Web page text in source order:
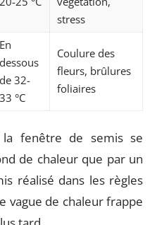
stress
En
dessous
de 32-
33 °C
Coulure des
fleurs, brûlures
foliaires
fenêtre de semis se
de chaleur que par un
réalisé dans les règles
vague de chaleur frappe